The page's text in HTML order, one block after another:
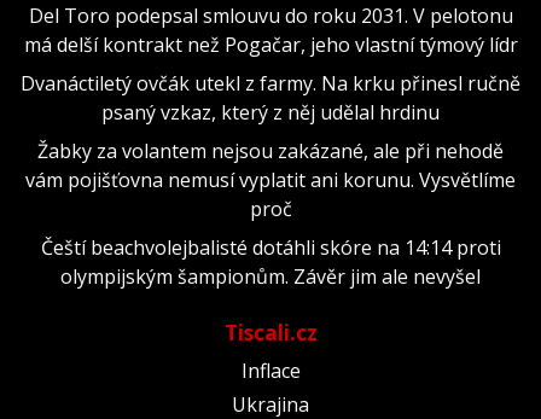
Del Toro podepsal smlouvu do roku 2031. V pelotonu
má delší kontrakt než Pogačar, jeho vlastní týmový lídr
Dvanáctiletý ovčák utekl z farmy. Na krku přinesl ručně
psaný vzkaz, který z něj udělal hrdinu
Žabky za volantem nejsou zakázané, ale při nehodě
vám pojišťovna nemusí vyplatit ani korunu. Vysvětlíme
proč
Čeští beachvolejbalisté dotáhli skóre na 14:14 proti
olympijským šampionům. Závěr jim ale nevyšel
Tiscali.cz
Inflace
Ukrajina